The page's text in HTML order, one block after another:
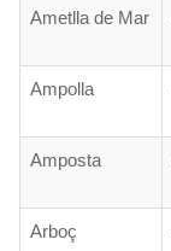
Ametlla de Mar
Ampolla
Amposta
Arboç